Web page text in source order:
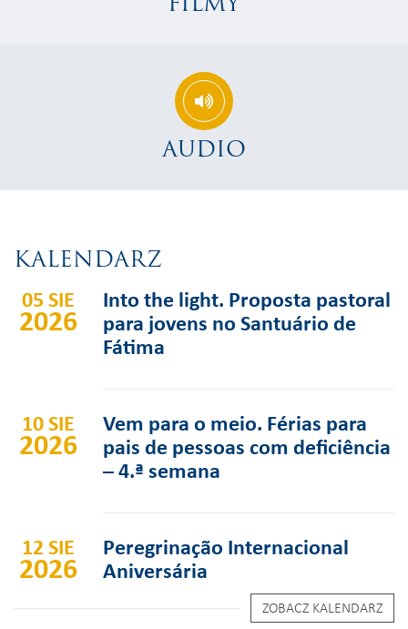
AUDIO
KALENDARZ
05 SIE
2026
Into the light. Proposta pastoral
para jovens no Santuário de
Fátima
10 SIE
2026
Vem para o meio. Férias para
pais de pessoas com deficiência
– 4.ª semana
12 SIE
2026
Peregrinação Internacional
Aniversária
ZOBACZ KALENDARZ